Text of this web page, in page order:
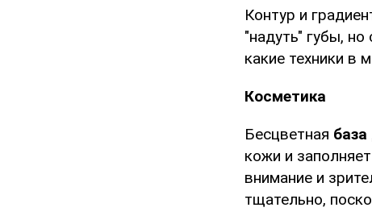
Контур и
"надуть" губы,
какие техники в
Косметика
Бесцветная
кожи и
внимание и
тщательно,